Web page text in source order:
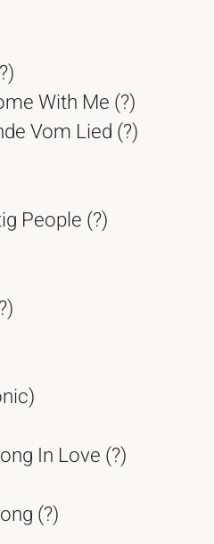
With Me (?)
Vom Lied (?)
People (?)
In Love (?)
(?)